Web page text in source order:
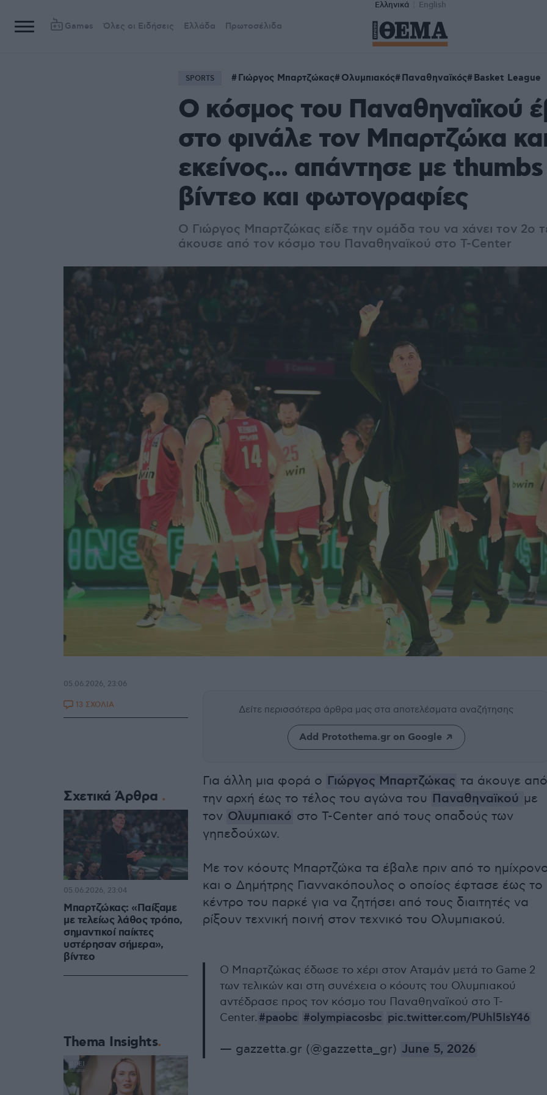
Ελληνικά English
Games Όλες οι Ειδήσεις Ελλάδα Πρωτοσέλιδα
SPORTS Γιώργος Μπαρτζώκας Ολυμπιακός Παναθηναϊκός Basket League
Ο κόσμος του Παναθηναϊκού
στο φινάλε τον Μπαρτζώκα
εκείνος... απάντησε με
βίντεο και φωτογραφίες
Ο Γιώργος Μπαρτζώκας είδε την ομάδα του να χάνει τον 2ο
άκουσε από τον κόσμο του Παναθηναϊκού στο T-Center
Δείτε περισσότερα άρθρα μας στα αποτελέσματα αναζήτησης
Add Protothema.gr on Google
Για άλλη μια φορά ο Γιώργος Μπαρτζώκας τα άκουγε από
την αρχή έως το τέλος του αγώνα του Παναθηναϊκού με
τον Ολυμπιακό στο T-Center από τους οπαδούς των
γηπεδούχων.
Με τον κόουτς Μπαρτζώκα τα έβαλε πριν από το
και ο Δημήτρης Γιαννακόπουλος ο οποίος έφτασε έως το
κέντρο του παρκέ για να ζητήσει από τους διαιτητές να
ρίξουν τεχνική ποινή στον τεχνικό του Ολυμπιακού.
Ο Μπαρτζώκας έδωσε το χέρι στον Αταμάν μετά το Game 2
των τελικών και στη συνέχεια ο κόουτς του Ολυμπιακού
αντέδρασε προς τον κόσμο του Παναθηναϊκού στο T-
Center. #paobc #olympiacosbc pic.twitter.com/PUhl5IsY46
— gazzetta.gr (@gazzetta_gr) June 5, 2026
05.06.2026, 23:06
13 ΣΧΟΛΙΑ
Σχετικά Άρθρα
Μπαρτζώκας: «Παίξαμε
με τελείως λάθος τρόπο,
σημαντικοί παίκτες
υστέρησαν σήμερα»,
βίντεο
05.06.2026, 23:04
Thema Insights